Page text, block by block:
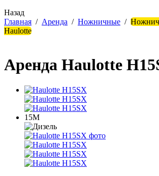
Назад
Главная / Аренда / Ножничные /
Haulotte
Аренда Haulotte
15М